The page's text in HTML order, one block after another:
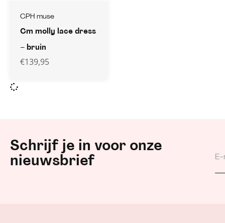
CPH muse
Cm molly lace dress
– bruin
€139,95
Schrijf je in voor onze
nieuwsbrief